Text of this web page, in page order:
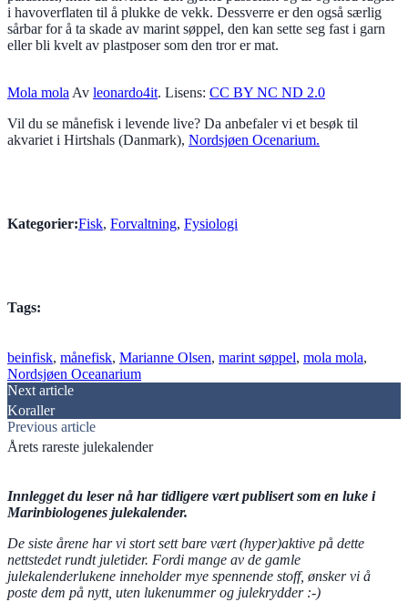
i havoverflaten til å plukke de vekk. Dessverre er den også særlig
sårbar for å ta skade av marint søppel, den kan sette seg fast i garn
eller bli kvelt av plastposer som den tror er mat.
Mola mola Av leonardo4it. Lisens: CC BY NC ND 2.0
Vil du se månefisk i levende live? Da anbefaler vi et besøk til
akvariet i Hirtshals (Danmark), Nordsjøen Ocenarium.
Kategorier:Fisk, Forvaltning, Fysiologi
Tags:
beinfisk, månefisk, Marianne Olsen, marint søppel, mola mola
Nordsjøen Oceanarium
Post
navigation
Previous article
Årets rareste julekalender
Next article
Koraller
Innlegget du leser nå har tidligere vært publisert som en luke i
Marinbiologenes julekalender.
De siste årene har vi stort sett bare vært (hyper)aktive på dette
nettstedet rundt juletider. Fordi mange av de gamle
julekalenderlukene inneholder mye spennende stoff, ønsker vi å
poste dem på nytt, uten lukenummer og julekrydder :-)